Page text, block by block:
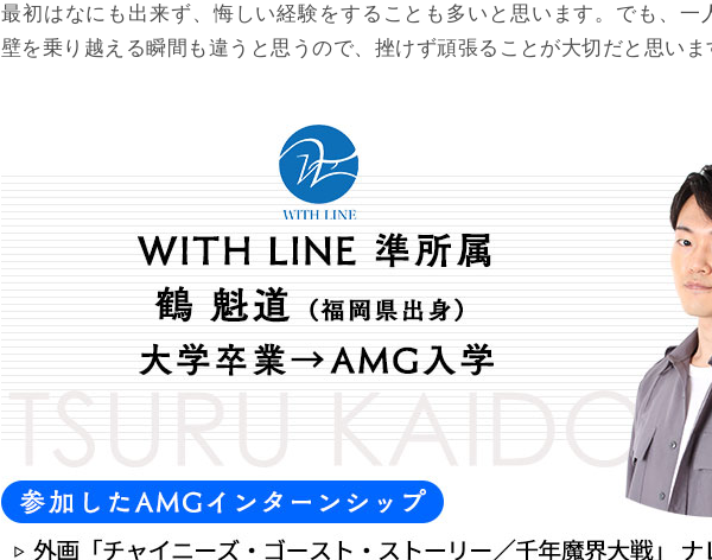
最初はなにも出来ず、悔しい経験をすることも多いと思います。でも、一
壁を乗り越える瞬間も違うと思うので、挫けず頑張ることが大切だと思いま